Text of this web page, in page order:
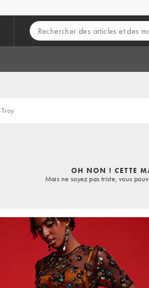
Troy
OH NON ! CETTE
Mais ne soyez pas triste, vous